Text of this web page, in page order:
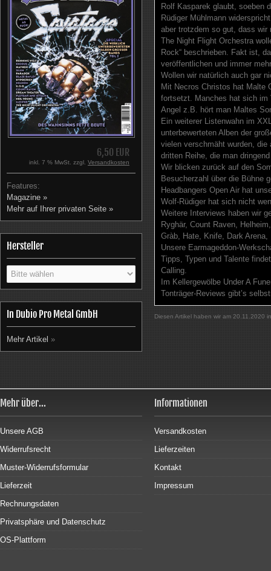
6,50 EUR
inkl. 7 % MwSt. zzgl. Versandkosten
Features:
Magazine »
Mehr auf Ihrer privaten Seite »
Hersteller
In Dubio Pro Metal GmbH
Mehr Artikel »
Rolf Kasparek glaubt, soeben
Rüdiger Mühlmann
aber trotzdem so gut, dass
The Night Flight Orchestra
Rock“ beschrieben. Fakt ist,
veröffentlichen und immer
Wollen wir natürlich auch gar
Mit Necros Christos hat Malte
fortsetzt. Manches hat sich im
Angel z.B. hört man Maltes
Ein weiterer Listenwahn im
unterbewerteten Alben der
vielen verschmäht wurden,
dritten Reihe, die man
Wir blicken zurück auf den
Besucherzahl über die Bühne
Headbangers Open Air hat
Wolf-Rüdiger hat sich nicht
Weitere Interviews haben wir
Ryghär, Count Raven,
Gràb, Hate, Knife, Dark
Unsere Earmageddon-
Tipps, Typen und Talente
Calling.
Im Kellergewölbe Under A
Tonträger-Reviews gibt’s
Diesen Artikel haben wir am 20.11.2020
Mehr über...
Unsere AGB
Widerrufsrecht
Muster-Widerrufsformular
Lieferzeit
Rechnungsdaten
Privatsphäre und Datenschutz
OS-Plattform
Informationen
Versandkosten
Lieferzeiten
Kontakt
Impressum